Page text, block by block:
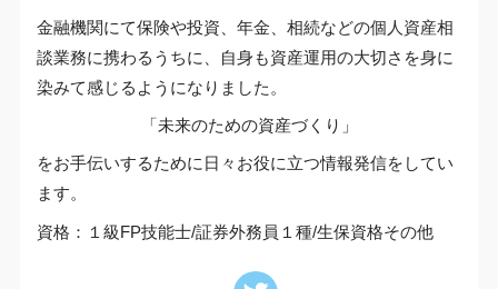
金融機関にて保険や投資、年金、相続などの個人資産相
談業務に携わるうちに、自身も資産運用の大切さを身に
染みて感じるようになりました。
「未来のための資産づくり」
をお手伝いするために日々お役に立つ情報発信をしてい
ます。
資格：１級FP技能士/証券外務員１種/生保資格その他